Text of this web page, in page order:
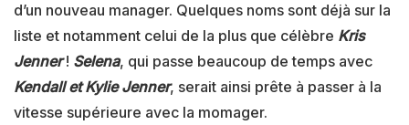
d’un nouveau manager. Quelques noms sont déjà sur la
liste et notamment celui de la plus que célèbre Kris
Jenner! Selena, qui passe beaucoup de temps avec
Kendall et Kylie Jenner, serait ainsi prête à passer à la
vitesse supérieure avec la momager.